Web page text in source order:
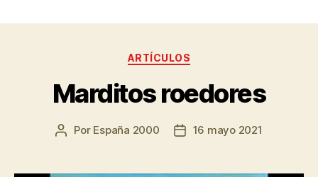
ARTÍCULOS
Marditos roedores
Por España 2000 16 mayo 2021